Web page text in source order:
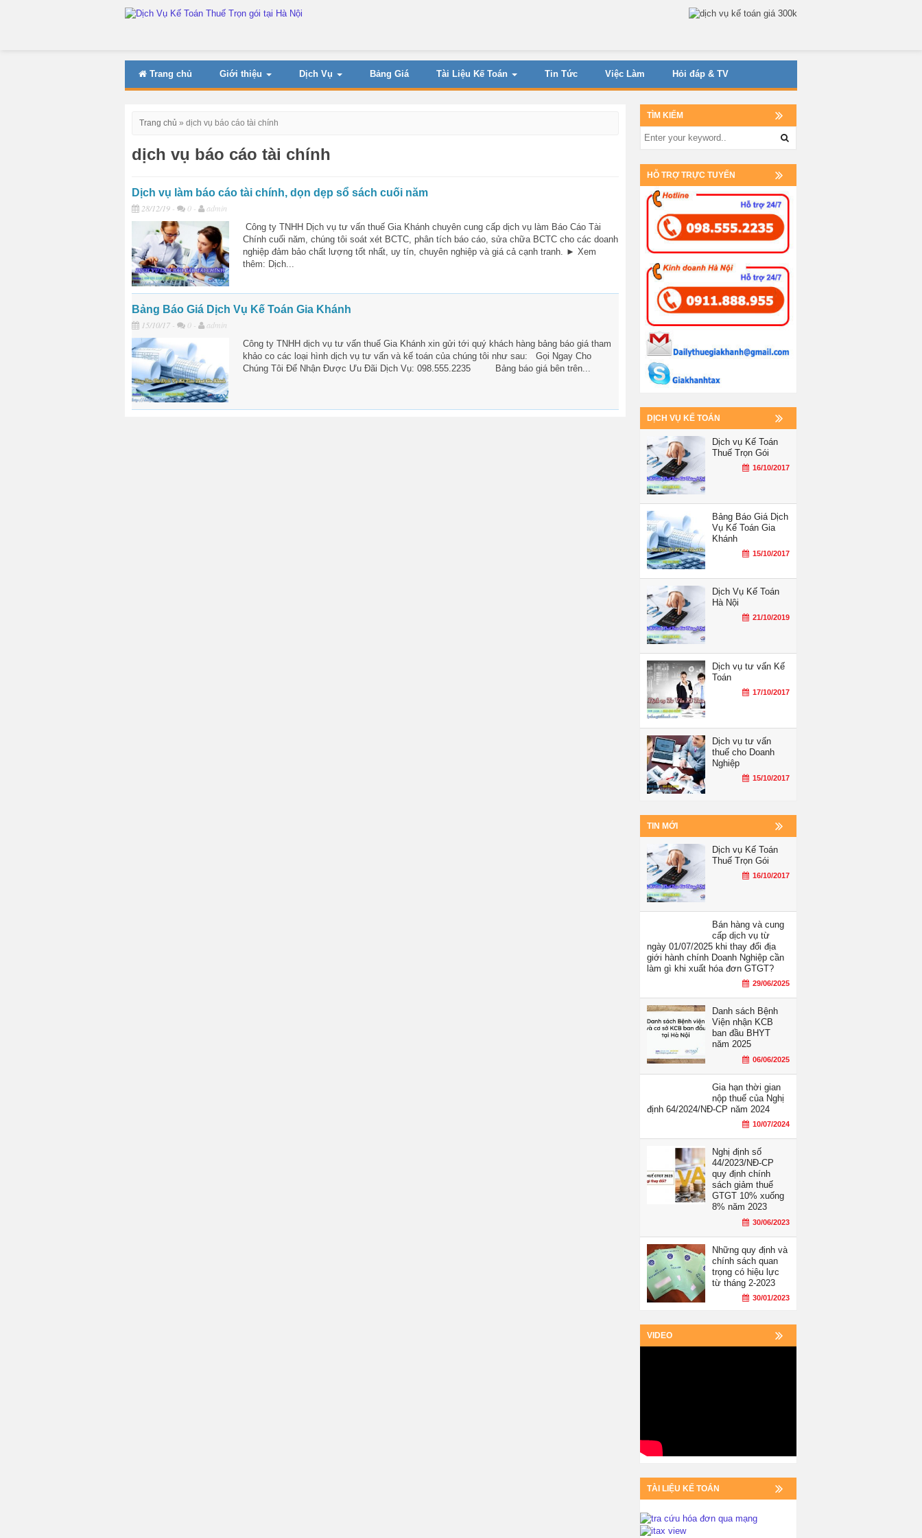
Trang chủ Giới thiệu Dịch Vụ Bảng Giá Tài Liệu Kế Toán Tin Tức Việc Làm Hỏi đáp & TV
Trang chủ » dịch vụ báo cáo tài chính
dịch vụ báo cáo tài chính
Dịch vụ làm báo cáo tài chính, dọn dẹp sổ sách cuối năm
28/12/19 - 0 - admin
Công ty TNHH Dịch vụ tư vấn thuế Gia Khánh chuyên cung cấp dịch vụ làm Báo Cáo Tài
Chính cuối năm, chúng tôi soát xét BCTC, phân tích báo cáo, sửa chữa BCTC cho các doanh
nghiệp đảm bảo chất lượng tốt nhất, uy tín, chuyên nghiệp và giá cả cạnh tranh. ► Xem
thêm: Dịch...
Bảng Báo Giá Dịch Vụ Kế Toán Gia Khánh
15/10/17 - 0 - admin
Công ty TNHH dịch vụ tư vấn thuế Gia Khánh xin gửi tới quý khách hàng bảng báo giá tham
khảo co các loại hình dịch vụ tư vấn và kế toán của chúng tôi như sau: Gọi Ngay Cho
Chúng Tôi Để Nhận Được Ưu Đãi Dịch Vụ: 098.555.2235 Bảng báo giá bên trên...
TÌM KIẾM
HỖ TRỢ TRỰC TUYẾN
DỊCH VỤ KẾ TOÁN
Dịch vụ Kế Toán
Thuế Trọn Gói
16/10/2017
Bảng Báo Giá Dịch
Vụ Kế Toán Gia
Khánh
15/10/2017
Dịch Vụ Kế Toán
Hà Nội
21/10/2019
Dịch vụ tư vấn Kế
Toán
17/10/2017
Dịch vụ tư vấn
thuế cho Doanh
Nghiệp
15/10/2017
TIN MỚI
Dịch vụ Kế Toán
Thuế Trọn Gói
16/10/2017
Bán hàng và cung
cấp dịch vụ từ
ngày 01/07/2025 khi thay đổi địa
giới hành chính Doanh Nghiệp cần
làm gì khi xuất hóa đơn GTGT?
29/06/2025
Danh sách Bệnh
Viện nhận KCB
ban đầu BHYT
năm 2025
06/06/2025
Gia hạn thời gian
nộp thuế của Nghị
định 64/2024/NĐ-CP năm 2024
10/07/2024
Nghị định số
44/2023/NĐ-CP
quy định chính
sách giảm thuế
GTGT 10% xuống
8% năm 2023
30/06/2023
Những quy định và
chính sách quan
trọng có hiệu lực
từ tháng 2-2023
30/01/2023
VIDEO
TÀI LIỆU KẾ TOÁN